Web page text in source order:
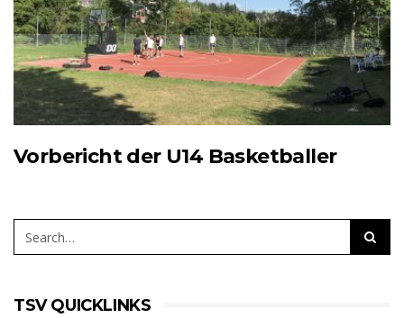
Vorbericht der U14 Basketballer
TSV QUICKLINKS